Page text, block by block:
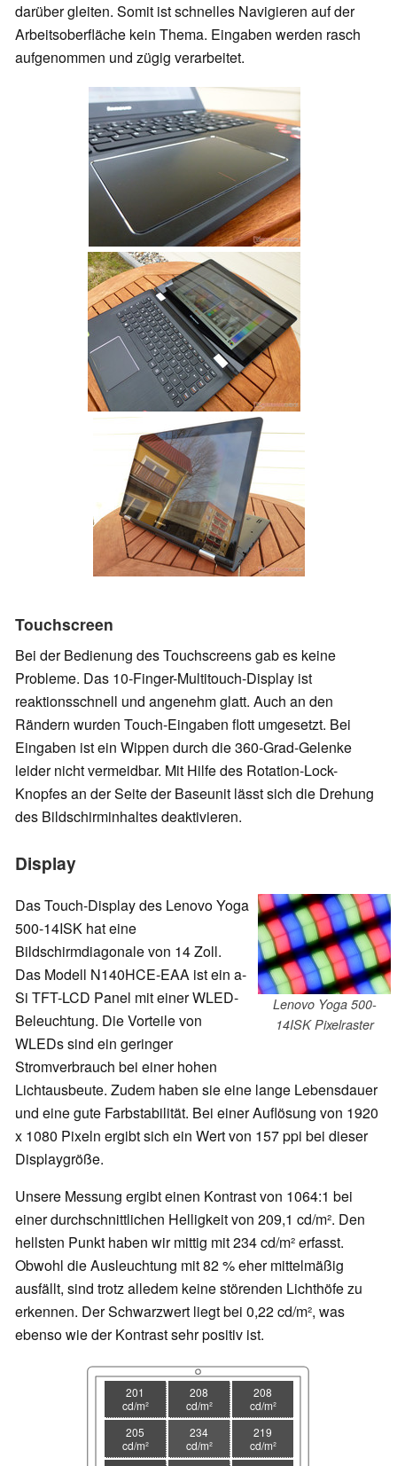
darüber gleiten. Somit ist schnelles Navigieren auf der
Arbeitsoberfläche kein Thema. Eingaben werden rasch
aufgenommen und zügig verarbeitet.
Touchscreen
Bei der Bedienung des Touchscreens gab es keine
Probleme. Das 10-Finger-Multitouch-Display ist
reaktionsschnell und angenehm glatt. Auch an den
Rändern wurden Touch-Eingaben flott umgesetzt. Bei
Eingaben ist ein Wippen durch die 360-Grad-Gelenke
leider nicht vermeidbar. Mit Hilfe des Rotation-Lock-
Knopfes an der Seite der Baseunit lässt sich die Drehung
des Bildschirminhaltes deaktivieren.
Display
Lenovo Yoga 500-
14ISK Pixelraster
Das Touch-Display des Lenovo Yoga
500-14ISK hat eine
Bildschirmdiagonale von 14 Zoll.
Das Modell N140HCE-EAA ist ein a-
Si TFT-LCD Panel mit einer WLED-
Beleuchtung. Die Vorteile von
WLEDs sind ein geringer
Stromverbrauch bei einer hohen
Lichtausbeute. Zudem haben sie eine lange Lebensdauer
und eine gute Farbstabilität. Bei einer Auflösung von 1920
x 1080 Pixeln ergibt sich ein Wert von 157 ppi bei dieser
Displaygröße.
Unsere Messung ergibt einen Kontrast von 1064:1 bei
einer durchschnittlichen Helligkeit von 209,1 cd/m². Den
hellsten Punkt haben wir mittig mit 234 cd/m² erfasst.
Obwohl die Ausleuchtung mit 82 % eher mittelmäßig
ausfällt, sind trotz alledem keine störenden Lichthöfe zu
erkennen. Der Schwarzwert liegt bei 0,22 cd/m², was
ebenso wie der Kontrast sehr positiv ist.
201
cd/m²
208
cd/m²
208
cd/m²
205
cd/m²
234
cd/m²
219
cd/m²